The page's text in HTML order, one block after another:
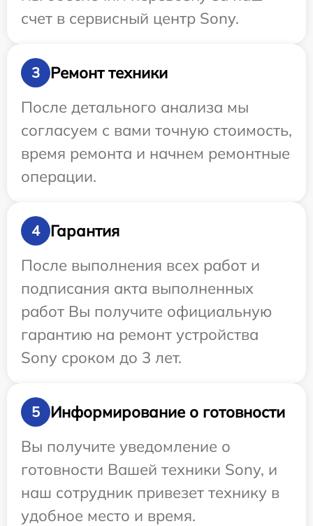
счет в сервисный центр Sony.
3
Ремонт техники
После детального анализа мы
согласуем с вами точную стоимость,
время ремонта и начнем ремонтные
операции.
4
Гарантия
После выполнения всех работ и
подписания акта выполненных
работ Вы получите официальную
гарантию на ремонт устройства
Sony сроком до 3 лет.
5
Информирование о готовности
Вы получите уведомление о
готовности Вашей техники Sony, и
наш сотрудник привезет технику в
удобное место и время.